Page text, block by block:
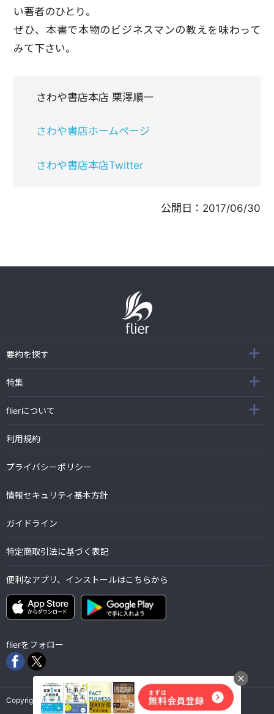
い著者のひとり。
ぜひ、本書で本物のビジネスマンの教えを味わって
みて下さい。
さわや書店本店 栗澤順一
さわや書店ホームページ
さわや書店本店Twitter
公開日： 2017/06/30
要約を探す
特集
flierについて
利用規約
プライバシーポリシー
情報セキュリティ基本方針
ガイドライン
特定商取引法に基づく表記
便利なアプリ、インストールはこちらから
flierをフォロー
Copyright © Flier Inc. all rights reserved.